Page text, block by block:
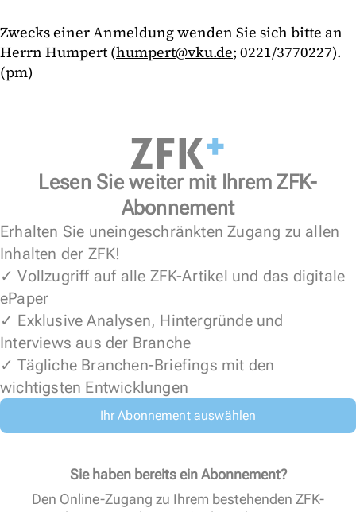
Zwecks einer Anmeldung wenden Sie sich bitte an
Herrn Humpert (humpert@vku.de; 0221/3770227).
(pm)
Lesen Sie weiter mit Ihrem ZFK-
Abonnement
Erhalten Sie uneingeschränkten Zugang zu allen
Inhalten der ZFK!
✓ Vollzugriff auf alle ZFK-Artikel und das digitale
ePaper
✓ Exklusive Analysen, Hintergründe und
Interviews aus der Branche
✓ Tägliche Branchen-Briefings mit den
wichtigsten Entwicklungen
Ihr Abonnement auswählen
Sie haben bereits ein Abonnement?
Den Online-Zugang zu Ihrem bestehenden ZFK-